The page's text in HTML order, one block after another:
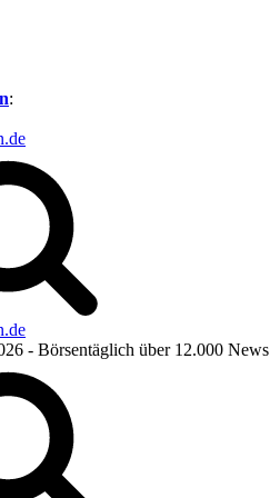
:
- Börsentäglich über 12.000 News